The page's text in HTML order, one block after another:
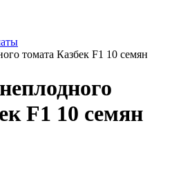
томата Казбек F1 10 семян
F1 10 семян